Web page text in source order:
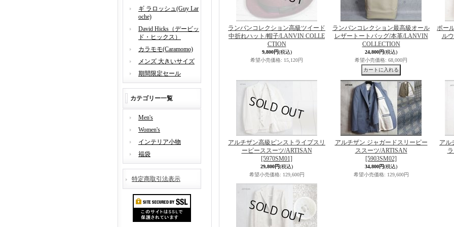
ギ ラロッシュ(Guy Lar
oche)
David Hicks（デービッ
ド・ヒックス）
カラモモ(Caramomo)
メンズ 大きいサイズ
期間限定セール
カテゴリー一覧
Men's
Women's
インテリア小物
福袋
特定商取引法表示
ランバンコレクション高級ツイード
中折れハット/帽子/LANVIN COLLE
CTION
9,800円(税込)
希望小売価格: 15,120円
ランバンコレクション最高級オール
レザートートバッグ/本革/LANVIN
COLLECTION
24,800円(税込)
希望小売価格: 68,000円
ポー
ル
アルチザン高級ピンストライプスリ
ーピーススーツ/ARTISAN
[5970SM01]
29,800円(税込)
希望小売価格: 129,600円
アルチザン ジャガードスリーピー
ススーツ/ARTISAN
[5903SM02]
34,800円(税込)
希望小売価格: 129,600円
アル